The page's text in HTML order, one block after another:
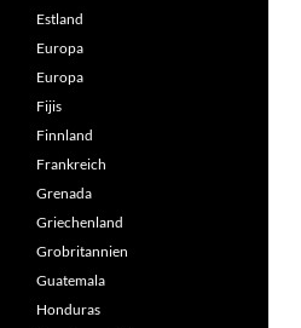
Estland
Europa
Europa
Fijis
Finnland
Frankreich
Grenada
Griechenland
Grobritannien
Guatemala
Honduras